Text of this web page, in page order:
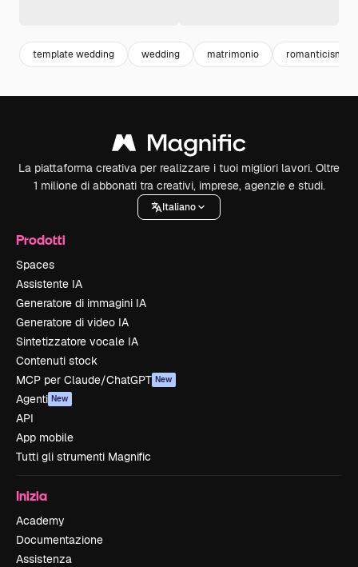
template wedding wedding matrimonio romanticismo
La piattaforma creativa per realizzare i tuoi migliori lavori. Oltre
1 milione di abbonati tra creativi, imprese, agenzie e studi.
Italiano
Prodotti
Spaces
Assistente IA
Generatore di immagini IA
Generatore di video IA
Sintetizzatore vocale IA
Contenuti stock
MCP per Claude/ChatGPT New
Agenti New
API
App mobile
Tutti gli strumenti Magnific
Inizia
Academy
Documentazione
Assistenza